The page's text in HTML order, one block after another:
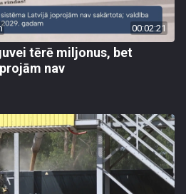
00:02:21
tērē miljonus, bet
nav